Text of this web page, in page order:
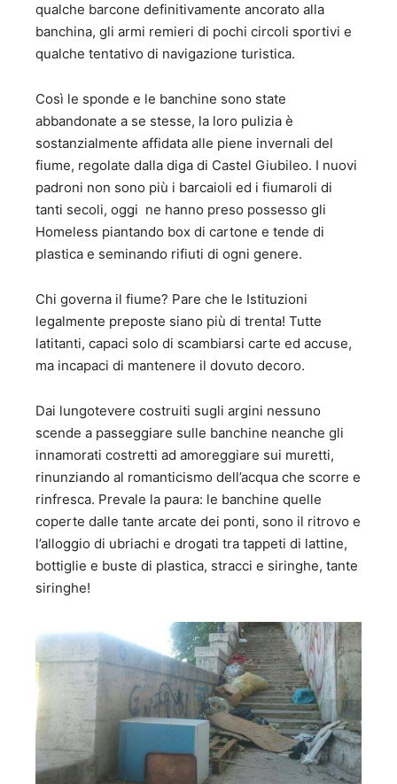
qualche barcone definitivamente ancorato alla
banchina, gli armi remieri di pochi circoli sportivi e
qualche tentativo di navigazione turistica.
Così le sponde e le banchine sono state
abbandonate a se stesse, la loro pulizia è
sostanzialmente affidata alle piene invernali del
fiume, regolate dalla diga di Castel Giubileo. I nuovi
padroni non sono più i barcaioli ed i fiumaroli di
tanti secoli, oggi ne hanno preso possesso gli
Homeless piantando box di cartone e tende di
plastica e seminando rifiuti di ogni genere.
Chi governa il fiume? Pare che le Istituzioni
legalmente preposte siano più di trenta! Tutte
latitanti, capaci solo di scambiarsi carte ed accuse,
ma incapaci di mantenere il dovuto decoro.
Dai lungotevere costruiti sugli argini nessuno
scende a passeggiare sulle banchine neanche gli
innamorati costretti ad amoreggiare sui muretti,
rinunziando al romanticismo dell’acqua che scorre e
rinfresca. Prevale la paura: le banchine quelle
coperte dalle tante arcate dei ponti, sono il ritrovo e
l’alloggio di ubriachi e drogati tra tappeti di lattine,
bottiglie e buste di plastica, stracci e siringhe, tante
siringhe!